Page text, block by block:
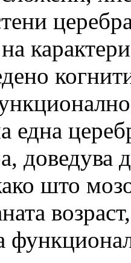
една
доведува
што